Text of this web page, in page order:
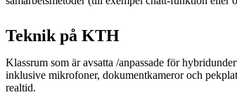
Teknik på KTH
Klassrum som är avsatta /anpassade för
inklusive mikrofoner, dokumentkameror och
realtid.